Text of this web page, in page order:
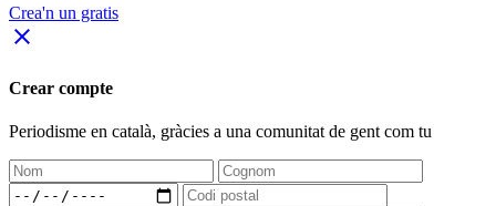
Crea'n un gratis
close
Crear compte
Periodisme en català, gràcies a una comunitat de gent com tu